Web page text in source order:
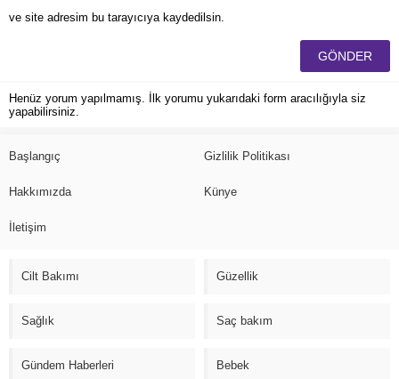
ve site adresim bu tarayıcıya kaydedilsin.
Henüz yorum yapılmamış. İlk yorumu yukarıdaki form aracılığıyla siz
yapabilirsiniz.
Başlangıç Gizlilik Politikası
Hakkımızda Künye
İletişim
Cilt Bakımı Güzellik
Sağlık Saç bakım
Gündem Haberleri Bebek